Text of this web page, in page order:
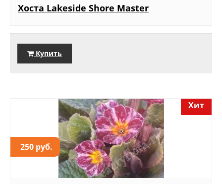
Хоста Lakeside Shore Master
Купить
250 руб.
Хит